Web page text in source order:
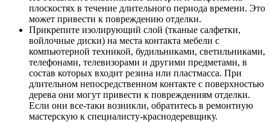
плоскостях в течение длительного периода времени. Это
может привести к повреждению отделки.
Прикрепите изолирующий слой (тканые салфетки,
войлочные диски) на места контакта мебели с
компьютерной техникой, будильниками, светильниками,
телефонами, телевизорами и другими предметами, в
состав которых входит резина или пластмасса. При
длительном непосредственном контакте с поверхностью
дерева они могут привести к повреждениям отделки.
Если они все-таки возникли, обратитесь в ремонтную
мастерскую к специалисту-краснодеревщику.